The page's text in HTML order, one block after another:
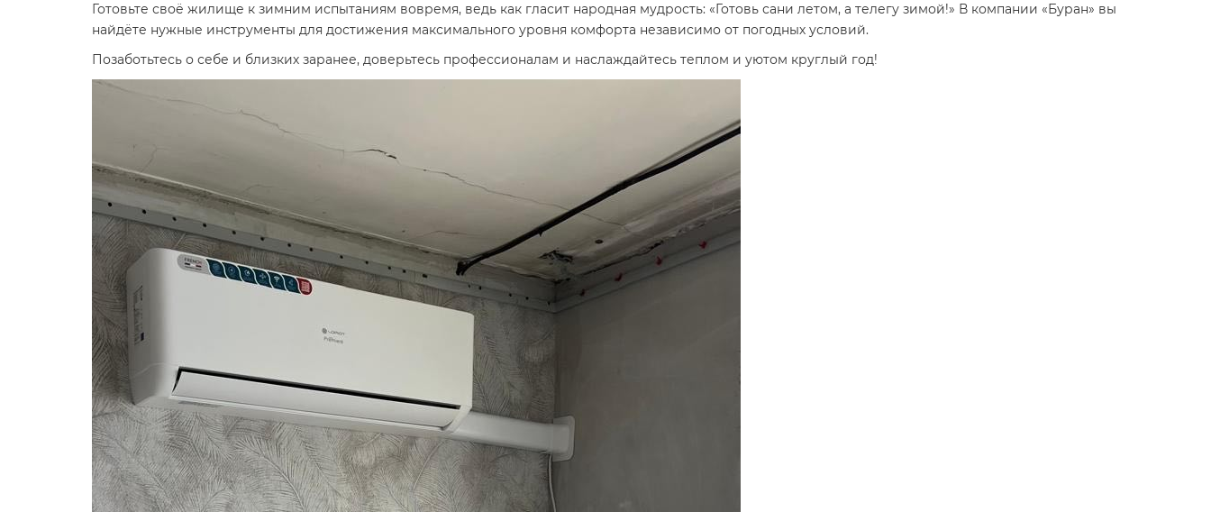
Готовьте своё жилище к зимним испытаниям вовремя, ведь как гласит народная мудрость: «Готовь сани летом, а телегу зимой!» В компании «Буран» вы
найдёте нужные инструменты для достижения максимального уровня комфорта независимо от погодных условий.
Позаботьтесь о себе и близких заранее, доверьтесь профессионалам и наслаждайтесь теплом и уютом круглый год!